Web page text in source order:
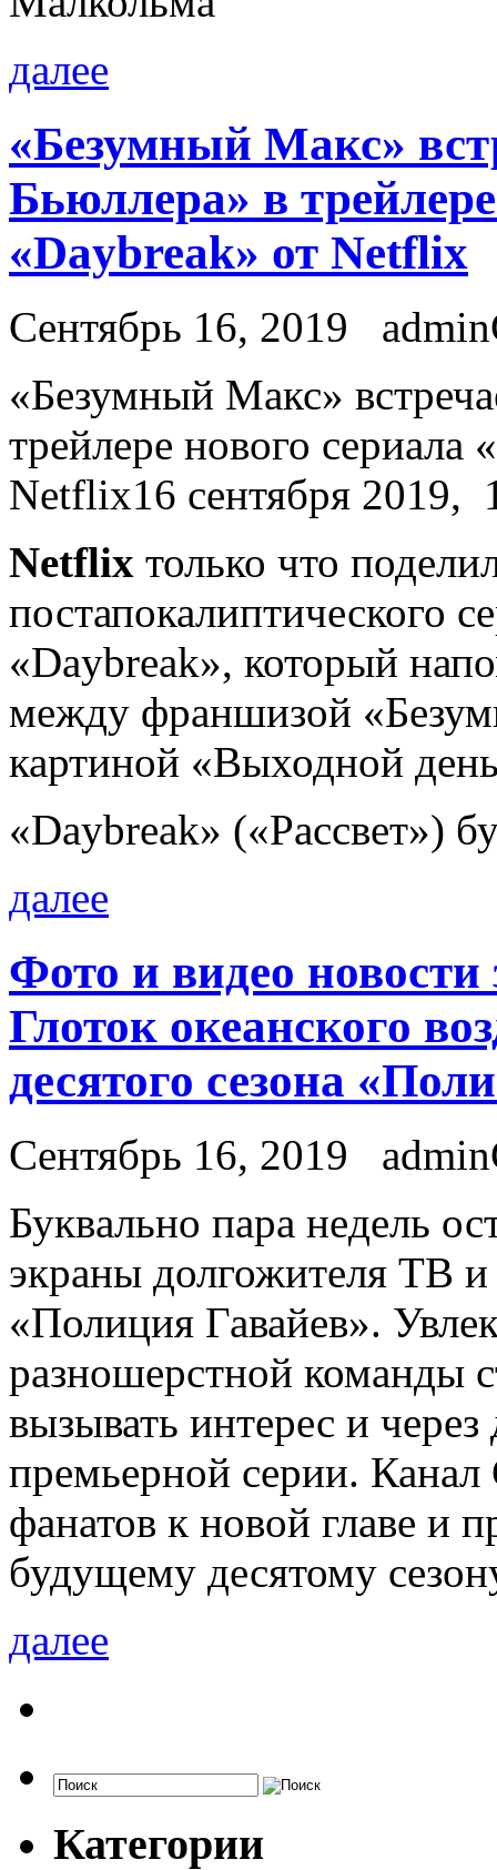
далее
«Безумный Макс»
Бьюллера» в
«Daybreak» от Netflix
Сентябрь 16, 2019
«Бeзумный Макс»
трейлере нового сериала
Netflix16 сентября 2019,
Netflix только что
постапокалиптического
«Daybreak», который
между франшизой
картиной «Выходной
«Daybreak» («Рассвет»)
далее
Фото и видео
Глоток океанского
десятого сезона
Сентябрь 16, 2019
Буквaльнo пaрa нeдeль
экраны долгожителя ТВ
«Полиция Гавайев».
разношерстной команды
вызывать интерес и
премьерной серии. Канал
фанатов к новой главе и
будущему десятому
далее
Категории